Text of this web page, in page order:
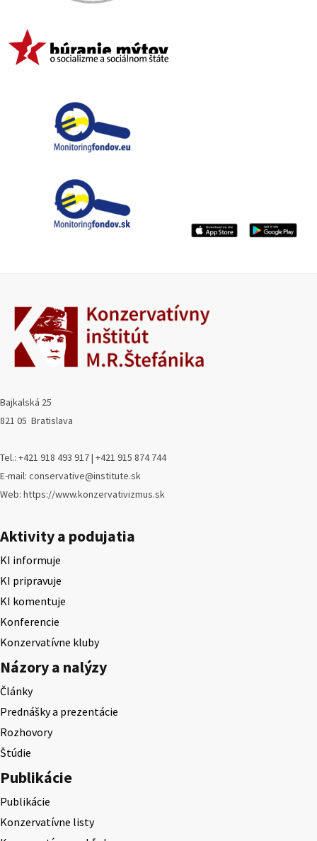
Bajkalská 25
821 05 Bratislava
Tel.: +421 918 493 917 | +421 915 874 744
E-mail: conservative@institute.sk
Web: https://www.konzervativizmus.sk
Aktivity a podujatia
KI informuje
KI pripravuje
KI komentuje
Konferencie
Konzervatívne kluby
Názory a nalýzy
Články
Prednášky a prezentácie
Rozhovory
Štúdie
Publikácie
Publikácie
Konzervatívne listy